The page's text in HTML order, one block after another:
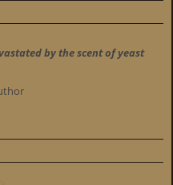
by the scent of yeast